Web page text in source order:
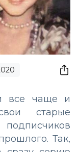
все чаще и
старые
Так,